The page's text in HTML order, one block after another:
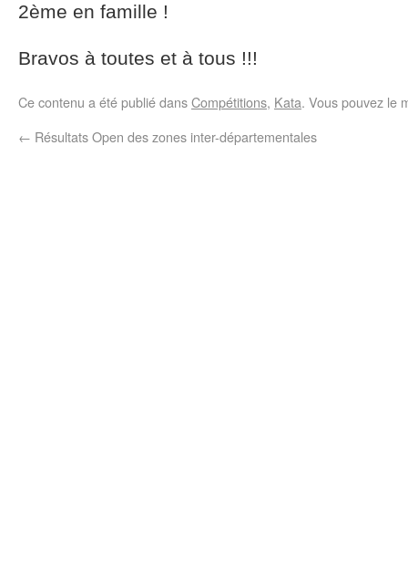
2ème en famille !
Bravos à toutes et à tous !!!
Ce contenu a été publié dansCompétitions, Kata. Vous pouvez le
← Résultats Open des zones inter-départementales